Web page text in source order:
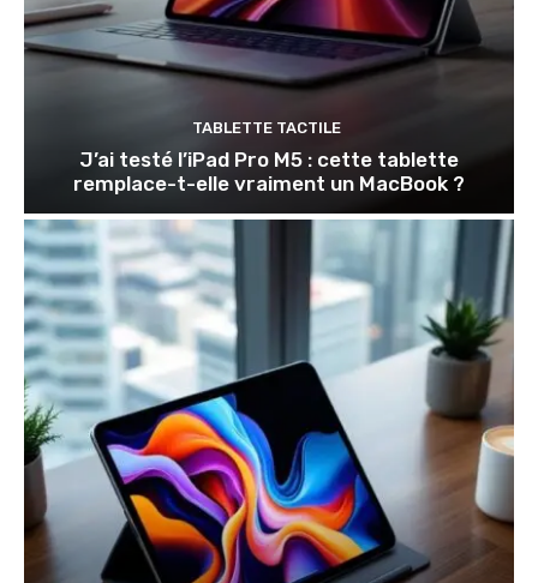
TABLETTE TACTILE
J’ai testé l’iPad Pro M5 : cette tablette
remplace-t-elle vraiment un MacBook ?